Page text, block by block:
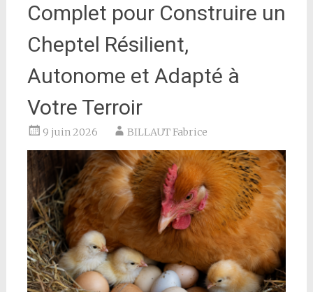
Complet pour Construire un
Cheptel Résilient,
Autonome et Adapté à
Votre Terroir
9 juin 2026 BILLAUT Fabrice